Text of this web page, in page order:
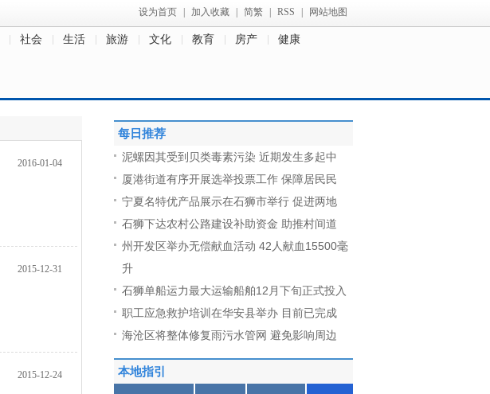
设为首页 加入收藏 简繁 RSS 网站地图
社会 生活 旅游 文化 教育 房产 健康
2016-01-04
2015-12-31
2015-12-24
每日推荐
泥螺因其受到贝类毒素污染 近期发生多起中
厦港街道有序开展选举投票工作 保障居民民
宁夏名特优产品展示在石狮市举行 促进两地
石狮下达农村公路建设补助资金 助推村间道
州开发区举办无偿献血活动 42人献血15500毫
升
石狮单船运力最大运输船舶12月下旬正式投入
职工应急救护培训在华安县举办 目前已完成
海沧区将整体修复雨污水管网 避免影响周边
本地指引